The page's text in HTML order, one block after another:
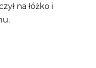
na łóżko i